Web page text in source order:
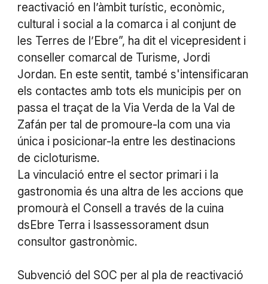
reactivació en l’àmbit turístic, econòmic,
cultural i social a la comarca i al conjunt de
les Terres de l’Ebre”, ha dit el vicepresident i
conseller comarcal de Turisme, Jordi
Jordan. En este sentit, també s'intensificaran
els contactes amb tots els municipis per on
passa el traçat de la Via Verda de la Val de
Zafán per tal de promoure-la com una via
única i posicionar-la entre les destinacions
de cicloturisme.
La vinculació entre el sector primari i la
gastronomia és una altra de les accions que
promourà el Consell a través de la cuina
dsEbre Terra i lsassessorament dsun
consultor gastronòmic.
Subvenció del SOC per al pla de reactivació